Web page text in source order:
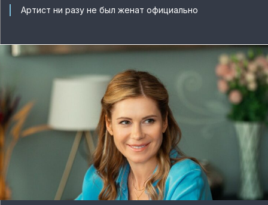
Артист ни разу не был женат официально